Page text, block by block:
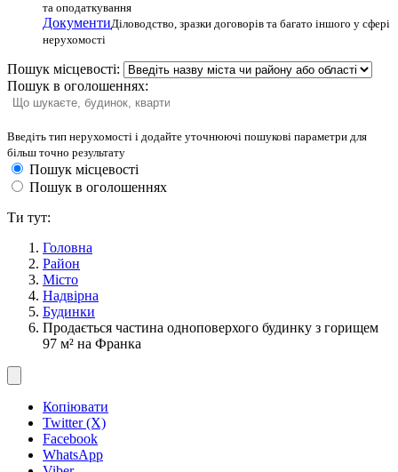
та оподаткування
ДокументиДіловодство, зразки договорів та багато іншого у сфері
нерухомості
Пошук місцевості:
Пошук в оголошеннях:
Введіть тип нерухомості і додайте уточнюючі пошукові параметри для
більш точно результату
Пошук місцевості
Пошук в оголошеннях
Ти тут:
Головна
Район
Місто
Надвірна
Будинки
Продається частина одноповерхого будинку з горищем
97 м² на Франка
Копіювати
Twitter (X)
Facebook
WhatsApp